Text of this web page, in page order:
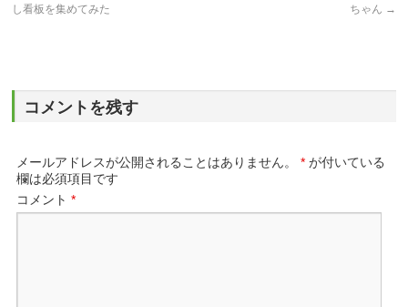
し看板を集めてみた
ちゃん →
コメントを残す
メールアドレスが公開されることはありません。 * が付いている
欄は必須項目です
コメント*